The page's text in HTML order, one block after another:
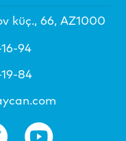
küç., 66, AZ1000
94
84